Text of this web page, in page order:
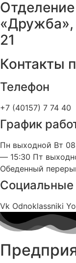
«Дружба»,
21
Контакты
Телефон
+7 (40157) 7 74 40
График
Пн выходной Вт
— 15:30 Пт
Обеденный
Социальные
Vk Odnoklassniki